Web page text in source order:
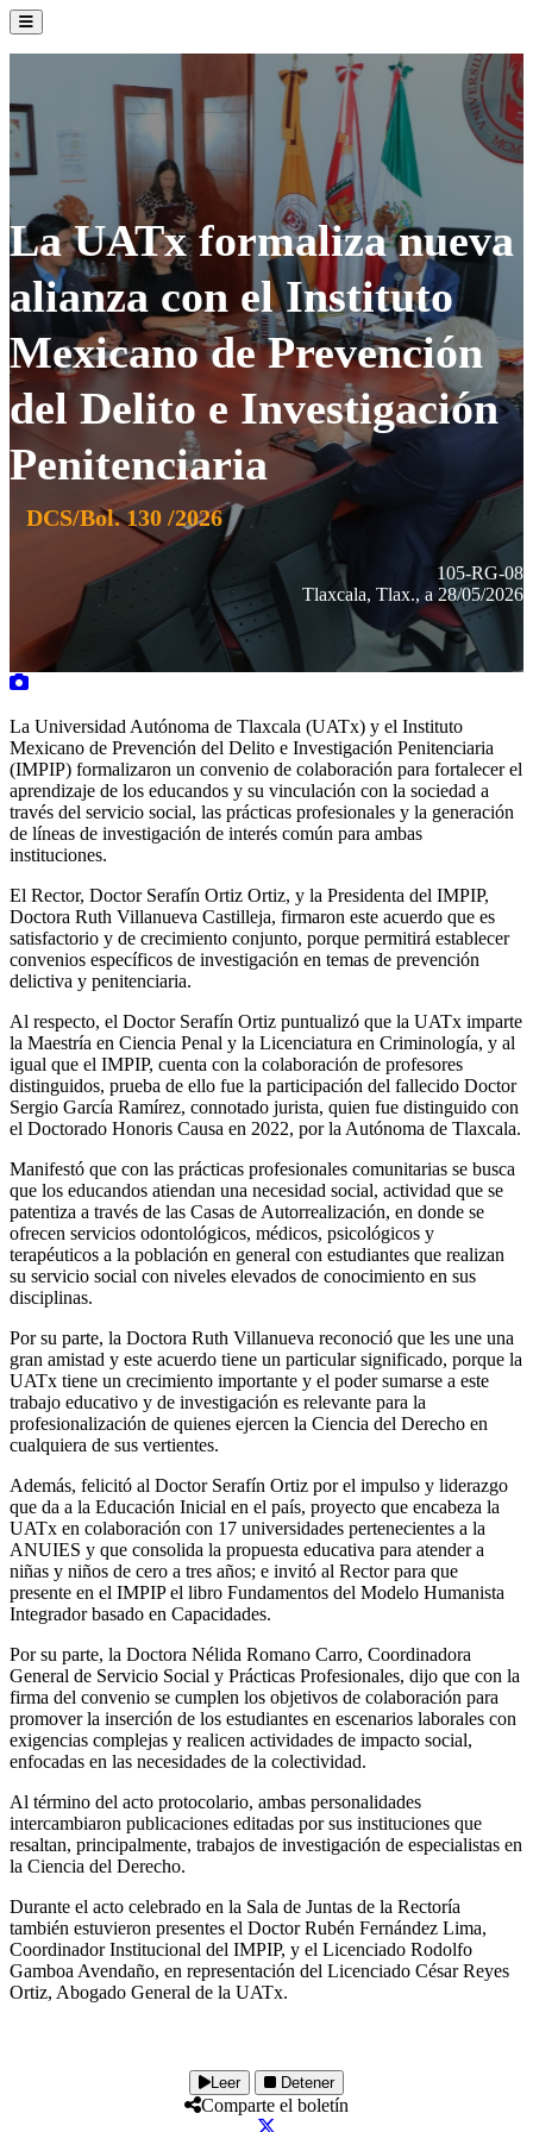
Admisión
Oferta Académica
Comunidad UATx
La UATx formaliza nueva
alianza con el Instituto
Mexicano de Prevención
del Delito e Investigación
Penitenciaria
DCS/Bol. 130 /2026
105-RG-08
Tlaxcala, Tlax., a 28/05/2026
La Universidad Autónoma de Tlaxcala (UATx) y el Instituto
Mexicano de Prevención del Delito e Investigación Penitenciaria
(IMPIP) formalizaron un convenio de colaboración para fortalecer el
aprendizaje de los educandos y su vinculación con la sociedad a
través del servicio social, las prácticas profesionales y la generación
de líneas de investigación de interés común para ambas
instituciones.
El Rector, Doctor Serafín Ortiz Ortiz, y la Presidenta del IMPIP,
Doctora Ruth Villanueva Castilleja, firmaron este acuerdo que es
satisfactorio y de crecimiento conjunto, porque permitirá establecer
convenios específicos de investigación en temas de prevención
delictiva y penitenciaria.
Al respecto, el Doctor Serafín Ortiz puntualizó que la UATx imparte
la Maestría en Ciencia Penal y la Licenciatura en Criminología, y al
igual que el IMPIP, cuenta con la colaboración de profesores
distinguidos, prueba de ello fue la participación del fallecido Doctor
Sergio García Ramírez, connotado jurista, quien fue distinguido con
el Doctorado Honoris Causa en 2022, por la Autónoma de Tlaxcala.
Manifestó que con las prácticas profesionales comunitarias se busca
que los educandos atiendan una necesidad social, actividad que se
patentiza a través de las Casas de Autorrealización, en donde se
ofrecen servicios odontológicos, médicos, psicológicos y
terapéuticos a la población en general con estudiantes que realizan
su servicio social con niveles elevados de conocimiento en sus
disciplinas.
Por su parte, la Doctora Ruth Villanueva reconoció que les une una
gran amistad y este acuerdo tiene un particular significado, porque la
UATx tiene un crecimiento importante y el poder sumarse a este
trabajo educativo y de investigación es relevante para la
profesionalización de quienes ejercen la Ciencia del Derecho en
cualquiera de sus vertientes.
Además, felicitó al Doctor Serafín Ortiz por el impulso y liderazgo
que da a la Educación Inicial en el país, proyecto que encabeza la
UATx en colaboración con 17 universidades pertenecientes a la
ANUIES y que consolida la propuesta educativa para atender a
niñas y niños de cero a tres años; e invitó al Rector para que
presente en el IMPIP el libro Fundamentos del Modelo Humanista
Integrador basado en Capacidades.
Por su parte, la Doctora Nélida Romano Carro, Coordinadora
General de Servicio Social y Prácticas Profesionales, dijo que con la
firma del convenio se cumplen los objetivos de colaboración para
promover la inserción de los estudiantes en escenarios laborales con
exigencias complejas y realicen actividades de impacto social,
enfocadas en las necesidades de la colectividad.
Al término del acto protocolario, ambas personalidades
intercambiaron publicaciones editadas por sus instituciones que
resaltan, principalmente, trabajos de investigación de especialistas en
la Ciencia del Derecho.
Durante el acto celebrado en la Sala de Juntas de la Rectoría
también estuvieron presentes el Doctor Rubén Fernández Lima,
Coordinador Institucional del IMPIP, y el Licenciado Rodolfo
Gamboa Avendaño, en representación del Licenciado César Reyes
Ortiz, Abogado General de la UATx.
Leer Detener
Comparte el boletín